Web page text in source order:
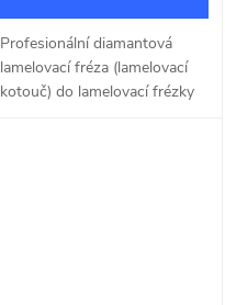
Profesionální diamantová
lamelovací fréza (lamelovací
kotouč) do lamelovací frézky